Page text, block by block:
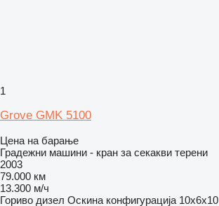
1
Grove GMK 5100
Цена на барање
Градежни машини - кран за секакви терени
2003
79.000 км
13.300 м/ч
Гориво дизел Оскина конфигурација 10x6x10